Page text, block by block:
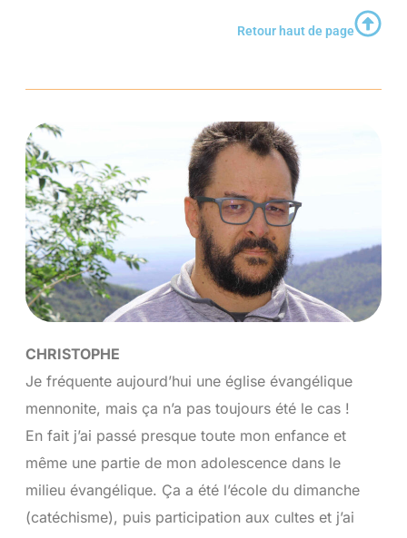
Retour haut de page
CHRISTOPHE
Je fréquente aujourd’hui une église évangélique
mennonite, mais ça n’a pas toujours été le cas !
En fait j’ai passé presque toute mon enfance et
même une partie de mon adolescence dans le
milieu évangélique. Ça a été l’école du dimanche
(catéchisme), puis participation aux cultes et j’ai